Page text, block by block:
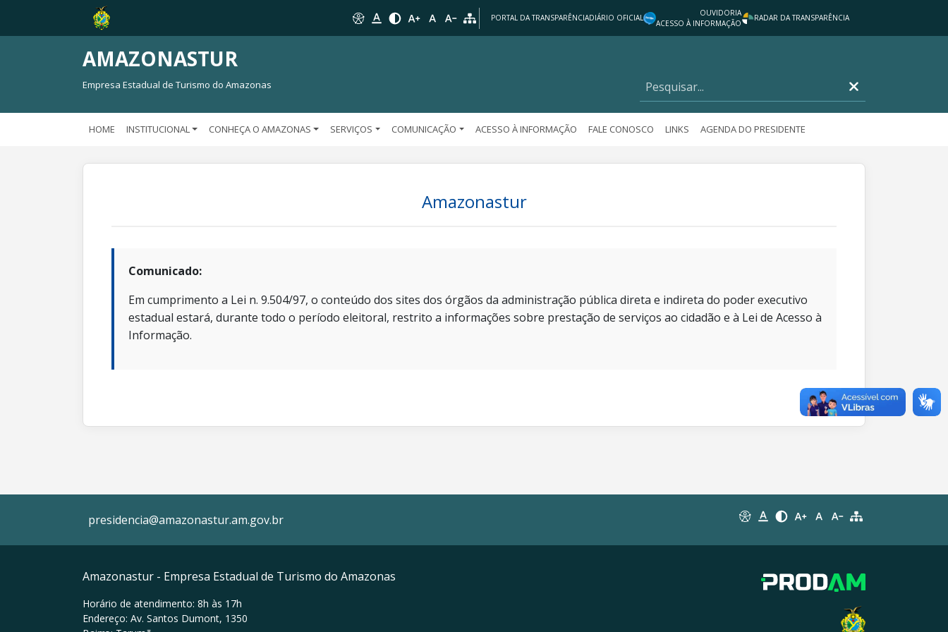
PORTAL DA TRANSPARÊNCIADIÁRIO OFICIAL
OUVIDORIA
ACESSO À INFORMAÇÃO
RADAR DA TRANSPARÊNCIA
AMAZONASTUR
Empresa Estadual de Turismo do Amazonas
HOME INSTITUCIONAL CONHEÇA O AMAZONAS SERVIÇOS COMUNICAÇÃO ACESSO À INFORMAÇÃO FALE CONOSCO LINKS AGENDA DO PRESIDENTE
Amazonastur
Comunicado:
Em cumprimento a Lei n. 9.504/97, o conteúdo dos sites dos órgãos da administração pública direta e indireta do poder executivo
estadual estará, durante todo o período eleitoral, restrito a informações sobre prestação de serviços ao cidadão e à Lei de Acesso à
Informação.
presidencia@amazonastur.am.gov.br
Amazonastur - Empresa Estadual de Turismo do Amazonas
Horário de atendimento: 8h às 17h
Endereço: Av. Santos Dumont, 1350